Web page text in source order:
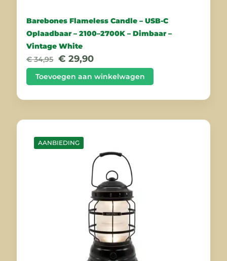
Barebones Flameless Candle – USB-C
Oplaadbaar – 2100–2700K – Dimbaar –
Vintage White
€34,95 Oorspronkelijke
prijs
was:
€ 34,95.
€ 29,90Huidige
prijs
is:
€ 29,90.
Toevoegen aan winkelwagen
AANBIEDING